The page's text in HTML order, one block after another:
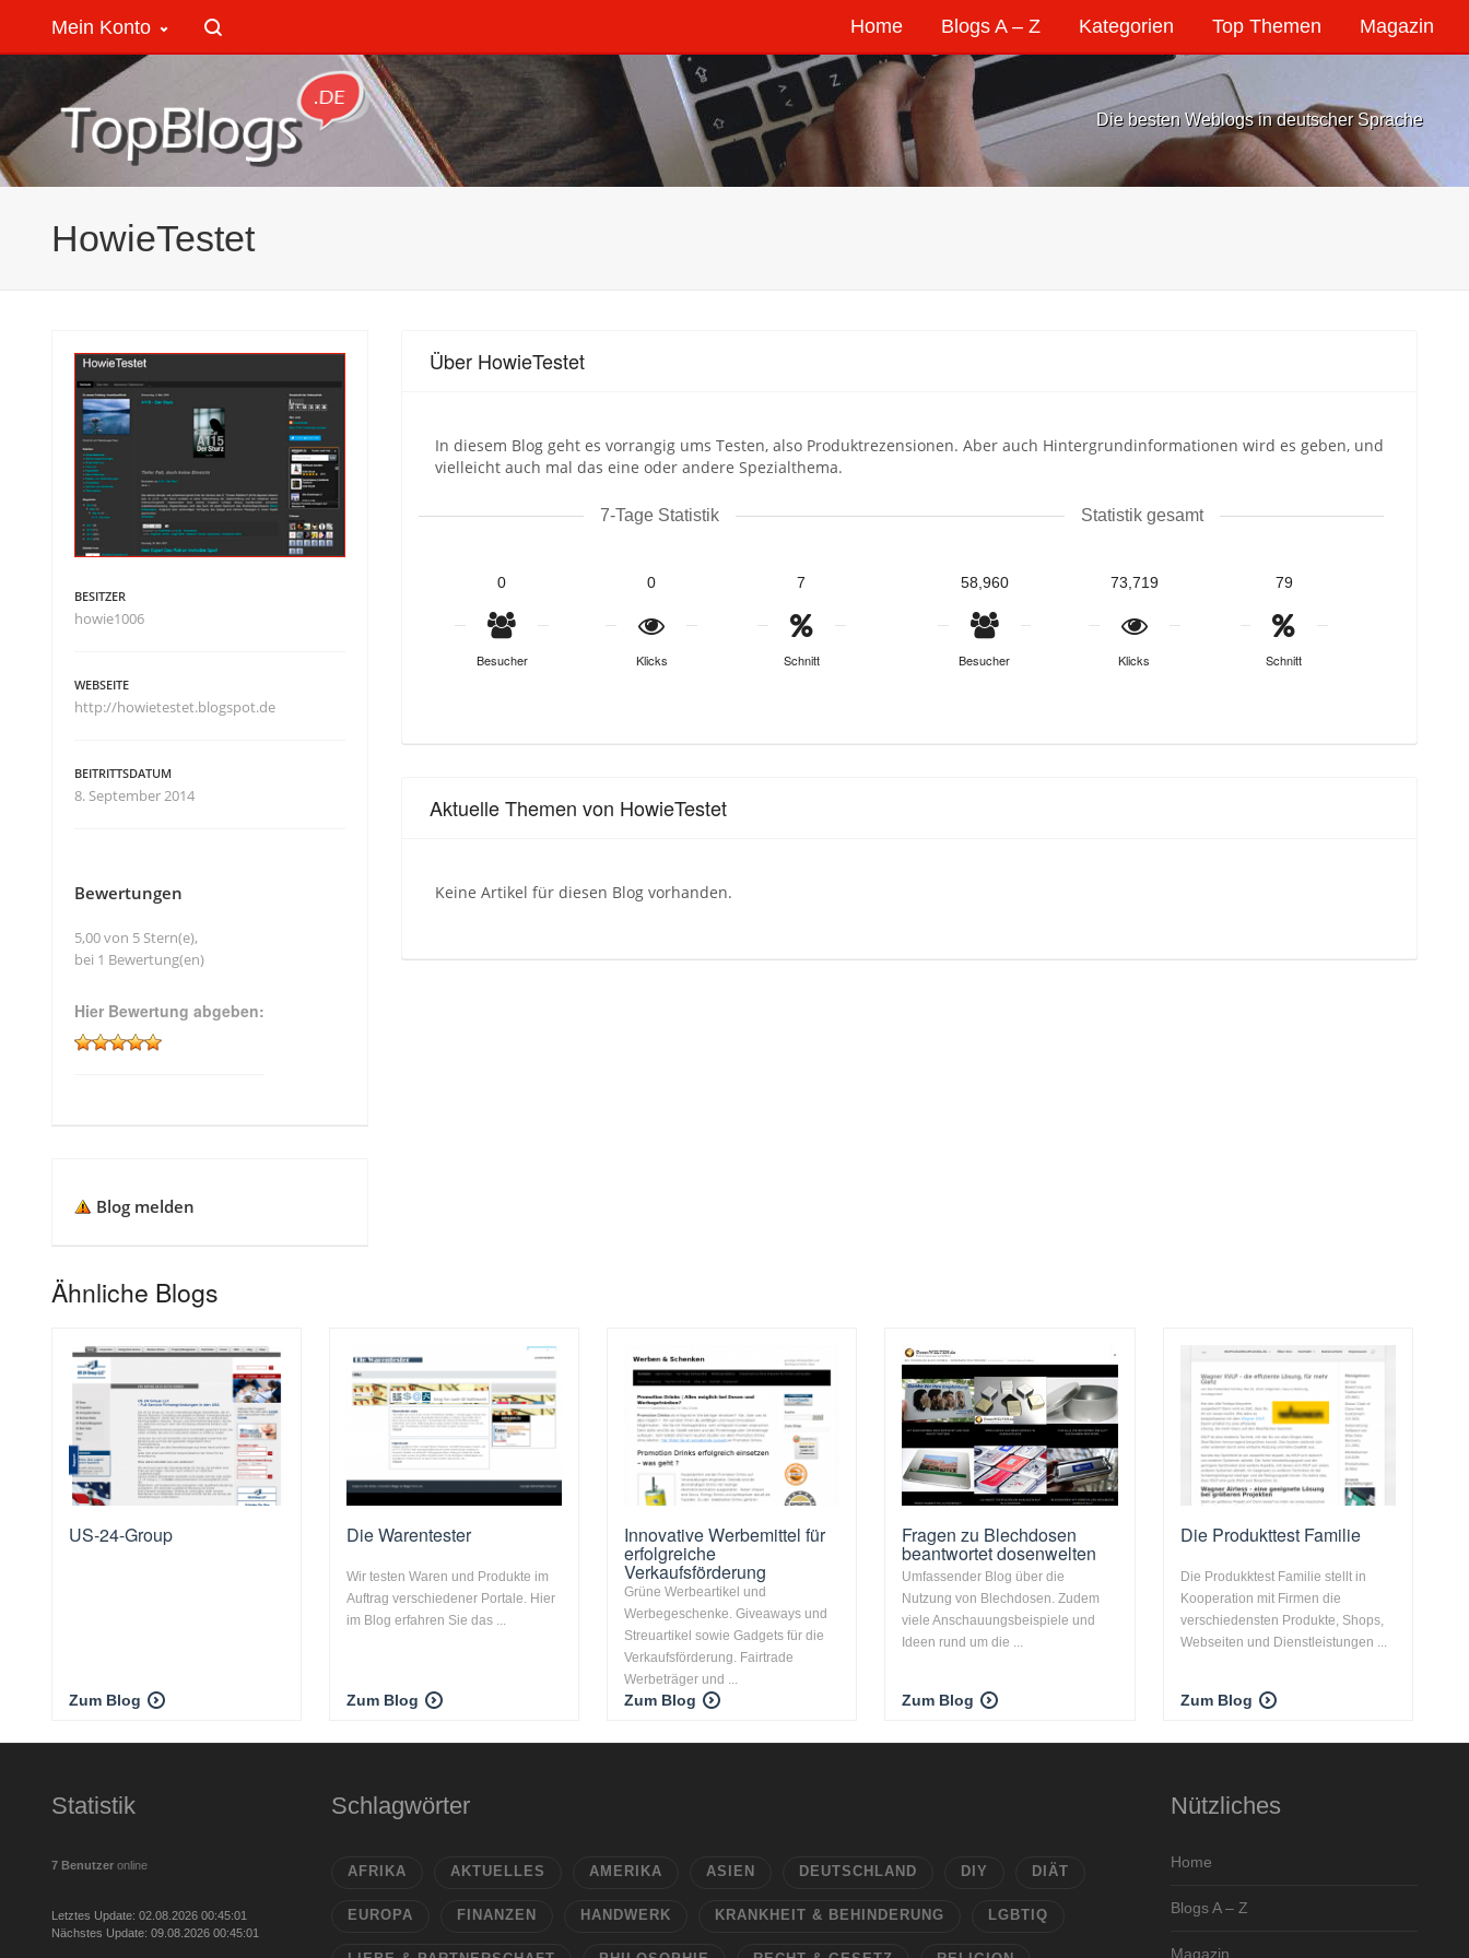
Home Blogs A – Z Kategorien Top Themen Magazin
Mein Konto
Die besten Weblogs in deutscher Sprache
HowieTestet
Über HowieTestet
In diesem Blog geht es vorrangig ums Testen, also Produktrezensionen. Aber auch Hintergrundinformationen wird es geben, und
vielleicht auch mal das eine oder andere Spezialthema.
7-Tage Statistik
0
Besucher
0
Klicks
7
Schnitt
Statistik gesamt
58,960
Besucher
73,719
Klicks
79
Schnitt
Aktuelle Themen von HowieTestet
Keine Artikel für diesen Blog vorhanden.
BESITZER
howie1006
WEBSEITE
http://howietestet.blogspot.de
BEITRITTSDATUM
8. September 2014
Bewertungen
5,00 von 5 Stern(e),
bei 1 Bewertung(en)
Hier Bewertung abgeben:
Blog melden
Ähnliche Blogs
US-24-Group
Zum Blog
Die Warentester
Wir testen Waren und Produkte im
Auftrag verschiedener Portale. Hier
im Blog erfahren Sie das ...
Zum Blog
Innovative Werbemittel für
erfolgreiche
Verkaufsförderung
Grüne Werbeartikel und
Werbegeschenke. Giveaways und
Streuartikel sowie Gadgets für die
Verkaufsförderung. Fairtrade
Werbeträger und ...
Zum Blog
Fragen zu Blechdosen
beantwortet dosenwelten
Umfassender Blog über die
Nutzung von Blechdosen. Zudem
viele Anschauungsbeispiele und
Ideen rund um die ...
Zum Blog
Die Produkttest Familie
Die Produkktest Familie stellt in
Kooperation mit Firmen die
verschiedensten Produkte, Shops,
Webseiten und Dienstleistungen ...
Zum Blog
Statistik
7 Benutzer online
Letztes Update: 02.08.2026 00:45:01
Nächstes Update: 09.08.2026 00:45:01
Schlagwörter
AFRIKA AKTUELLES AMERIKA ASIEN DEUTSCHLAND DIY DIÄT
EUROPA FINANZEN HANDWERK KRANKHEIT & BEHINDERUNG LGBTIQ
Nützliches
Home
Blogs A – Z
Magazin